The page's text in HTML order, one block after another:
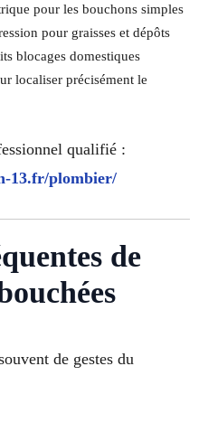
pour les bouchons simples
pour graisses et dépôts
blocages domestiques
localiser précisément le
qualifié :
13.fr/plombier/
de
de gestes du